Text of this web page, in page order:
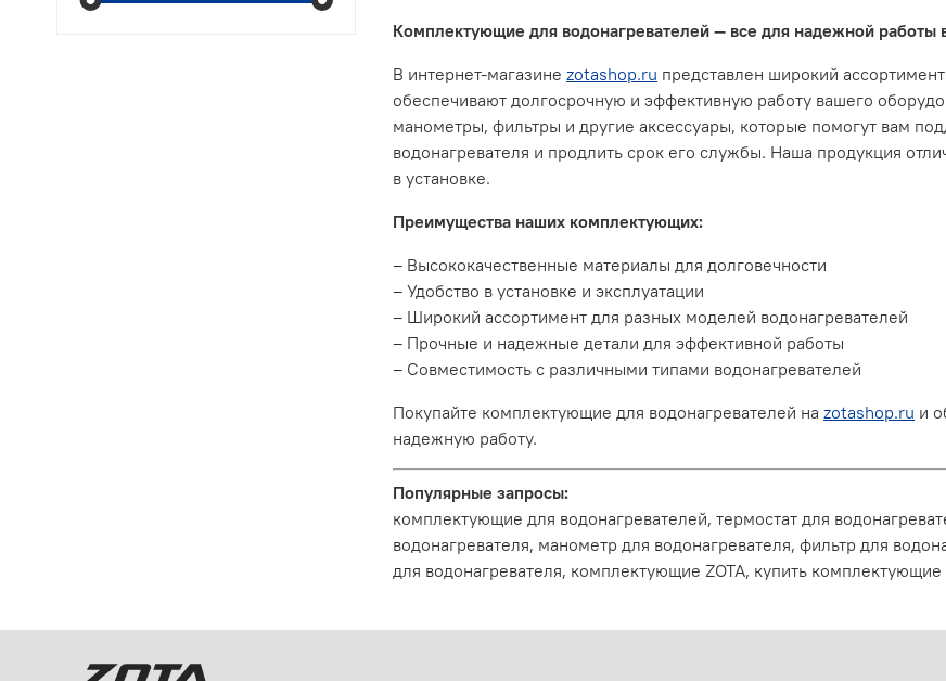
Комплектующие для водонагревателей — все для надежной работы
В интернет-магазинеzotashop.ru представлен широкий
обеспечивают долгосрочную и эффективную работу вашего
манометры, фильтры и другие аксессуары, которые помогут вам
водонагревателя и продлить срок его службы. Наша продукция
в установке.
Преимущества наших комплектующих:
– Высококачественные материалы для долговечности
– Удобство в установке и эксплуатации
– Широкий ассортимент для разных моделей водонагревателей
– Прочные и надежные детали для эффективной работы
– Совместимость с различными типами водонагревателей
Покупайте комплектующие для водонагревателей наzotashop.ru и
надежную работу.
Популярные запросы:
комплектующие для водонагревателей, термостат для
водонагревателя, манометр для водонагревателя, фильтр для
для водонагревателя, комплектующие ZOTA, купить комплектующие